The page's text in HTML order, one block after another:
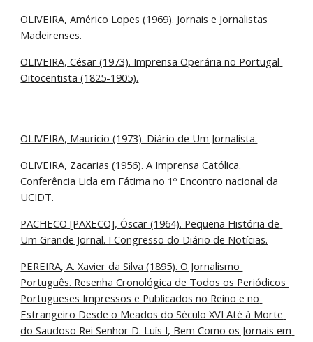
OLIVEIRA, Américo Lopes (1969). Jornais e Jornalistas
Madeirenses.
OLIVEIRA, César (1973). Imprensa Operária no Portugal
Oitocentista (1825-1905).
OLIVEIRA, Maurício (1973). Diário de Um Jornalista.
OLIVEIRA, Zacarias (1956). A Imprensa Católica.
Conferência Lida em Fátima no 1º Encontro nacional da
UCIDT.
PACHECO [PAXECO], Óscar (1964). Pequena História de
Um Grande Jornal. I Congresso do Diário de Notícias.
PEREIRA, A. Xavier da Silva (1895). O Jornalismo
Português. Resenha Cronológica de Todos os Periódicos
Portugueses Impressos e Publicados no Reino e no
Estrangeiro Desde o Meados do Século XVI Até à Morte
do Saudoso Rei Senhor D. Luís I, Bem Como os Jornais em